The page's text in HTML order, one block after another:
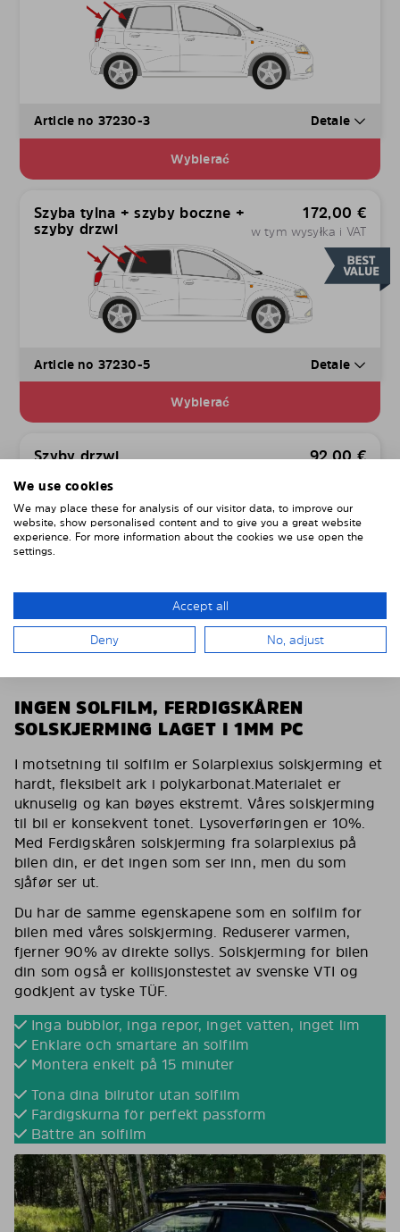
Article no 37230-3 Detale
Wybierać
Szyba tylna + szyby boczne +
szyby drzwi
172,00 €
w tym wysyłka i VAT
Article no 37230-5 Detale
Wybierać
Szyby drzwi 92,00€
INGEN SOLFILM, FERDIGSKÅREN
SOLSKJERMING LAGET I 1MM PC
I motsetning til solfilm er Solarplexius solskjerming et
hardt, fleksibelt ark i polykarbonat.Materialet er
uknuselig og kan bøyes ekstremt. Våres solskjerming
til bil er konsekvent tonet. Lysoverføringen er 10%.
Med Ferdigskåren solskjerming fra solarplexius på
bilen din, er det ingen som ser inn, men du som
sjåfør ser ut.
Du har de samme egenskapene som en solfilm for
bilen med våres solskjerming. Reduserer varmen,
fjerner 90% av direkte sollys. Solskjerming for bilen
din som også er kollisjonstestet av svenske VTI og
godkjent av tyske TÜF.
Inga bubblor, inga repor, inget vatten, inget lim
Enklare och smartare än solfilm
Montera enkelt på 15 minuter
Tona dina bilrutor utan solfilm
Färdigskurna för perfekt passform
Bättre än solfilm
We use cookies
We may place these for analysis of our visitor data, to improve our
website, show personalised content and to give you a great website
experience. For more information about the cookies we use open the
settings.
Accept all
Deny No, adjust